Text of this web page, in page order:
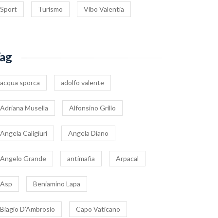
Sport Turismo Vibo Valentia
acqua sporca adolfo valente
Adriana Musella Alfonsino Grillo
Angela Caligiuri Angela Diano
Angelo Grande antimafia Arpacal
Asp Beniamino Lapa
Biagio D’Ambrosio Capo Vaticano